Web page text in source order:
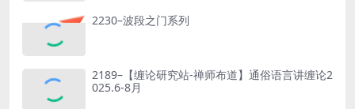
2230–波段之门系列
2189–【缠论研究站-禅师布道】通俗语言讲缠论2
025.6-8月